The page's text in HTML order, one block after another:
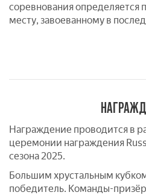
соревнования
месту, завоеванному в
Награждение проводится в
церемонии награждения
сезона 2025.
Большим хрустальным
победитель. Команды-